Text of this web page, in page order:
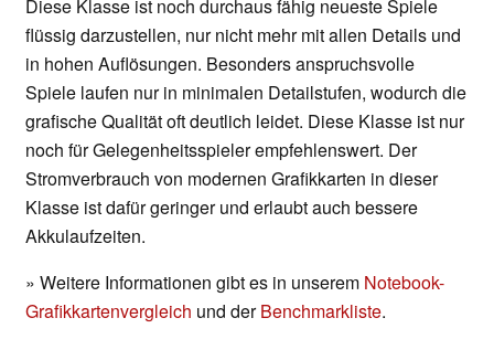
Diese Klasse ist noch durchaus fähig neueste Spiele
flüssig darzustellen, nur nicht mehr mit allen Details und
in hohen Auflösungen. Besonders anspruchsvolle
Spiele laufen nur in minimalen Detailstufen, wodurch die
grafische Qualität oft deutlich leidet. Diese Klasse ist nur
noch für Gelegenheitsspieler empfehlenswert. Der
Stromverbrauch von modernen Grafikkarten in dieser
Klasse ist dafür geringer und erlaubt auch bessere
Akkulaufzeiten.
» Weitere Informationen gibt es in unserem Notebook-
Grafikkartenvergleich und derBenchmarkliste.